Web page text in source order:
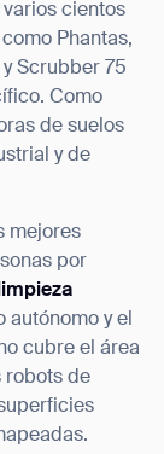
cientos
Phantas,
Scrubber 75
Como
de suelos
y de
mejores
por
autónomo y el
cubre el área
robots de